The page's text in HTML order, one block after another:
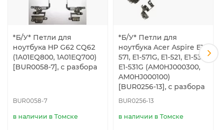
*Б/У* Петли для
ноутбука HP G62 CQ62
(1A01EQ800, 1A01EQ700)
[BUR0058-7], с разбора
BUR0058-7
в наличии в Томске
*Б/У* Петли для
ноутбука Acer Aspire E1-
571, E1-571G, E1-521, E1-531,
E1-531G (AM0HJ000300,
AM0HJ000100)
[BUR0256-13], с разбора
BUR0256-13
в наличии в Томске